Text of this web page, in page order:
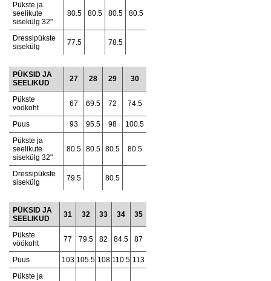
Pükste ja
seelikute
sisekülg 32"
80.5 80.5 80.5 80.5
Dressipükste
sisekülg
77.5 78.5
PÜKSID JA
SEELIKUD
27 28 29 30
Pükste
vöökoht
67 69.5 72 74.5
Puus 93 95.5 98
100.5
Pükste ja
seelikute
sisekülg 32"
80.5 80.5 80.5 80.5
Dressipükste
sisekülg
79.5 80.5
PÜKSID JA
SEELIKUD
31 32 33 34 35
Pükste
vöökoht
77 79.5 82 84.5 87
Puus 103 105.5 108 110.5 113
Pükste ja